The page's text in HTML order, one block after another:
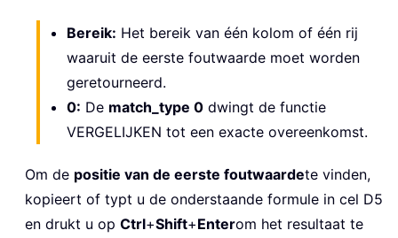
Bereik: Het bereik van één kolom of één rij
waaruit de eerste foutwaarde moet worden
geretourneerd.
0: De match_type 0 dwingt de functie
VERGELIJKEN tot een exacte overeenkomst.
Om de positie van de eerste foutwaardete vinden,
kopieert of typt u de onderstaande formule in cel D5
en drukt u op Ctrl+Shift+Enterom het resultaat te